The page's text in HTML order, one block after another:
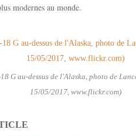
modernes au monde.
G au-dessus de l'Alaska, photo de
15/05/2017, www.flickr.com)